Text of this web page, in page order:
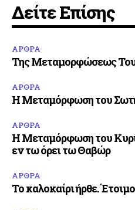
Δείτε Επίσης
ΑΡΘΡΑ
Της Μεταμορφώσεως
ΑΡΘΡΑ
Η Μεταμόρφωση του
ΑΡΘΡΑ
Η Μεταμόρφωση του
εν τω όρει τω Θαβώρ
ΑΡΘΡΑ
Το καλοκαίρι ήρθε.